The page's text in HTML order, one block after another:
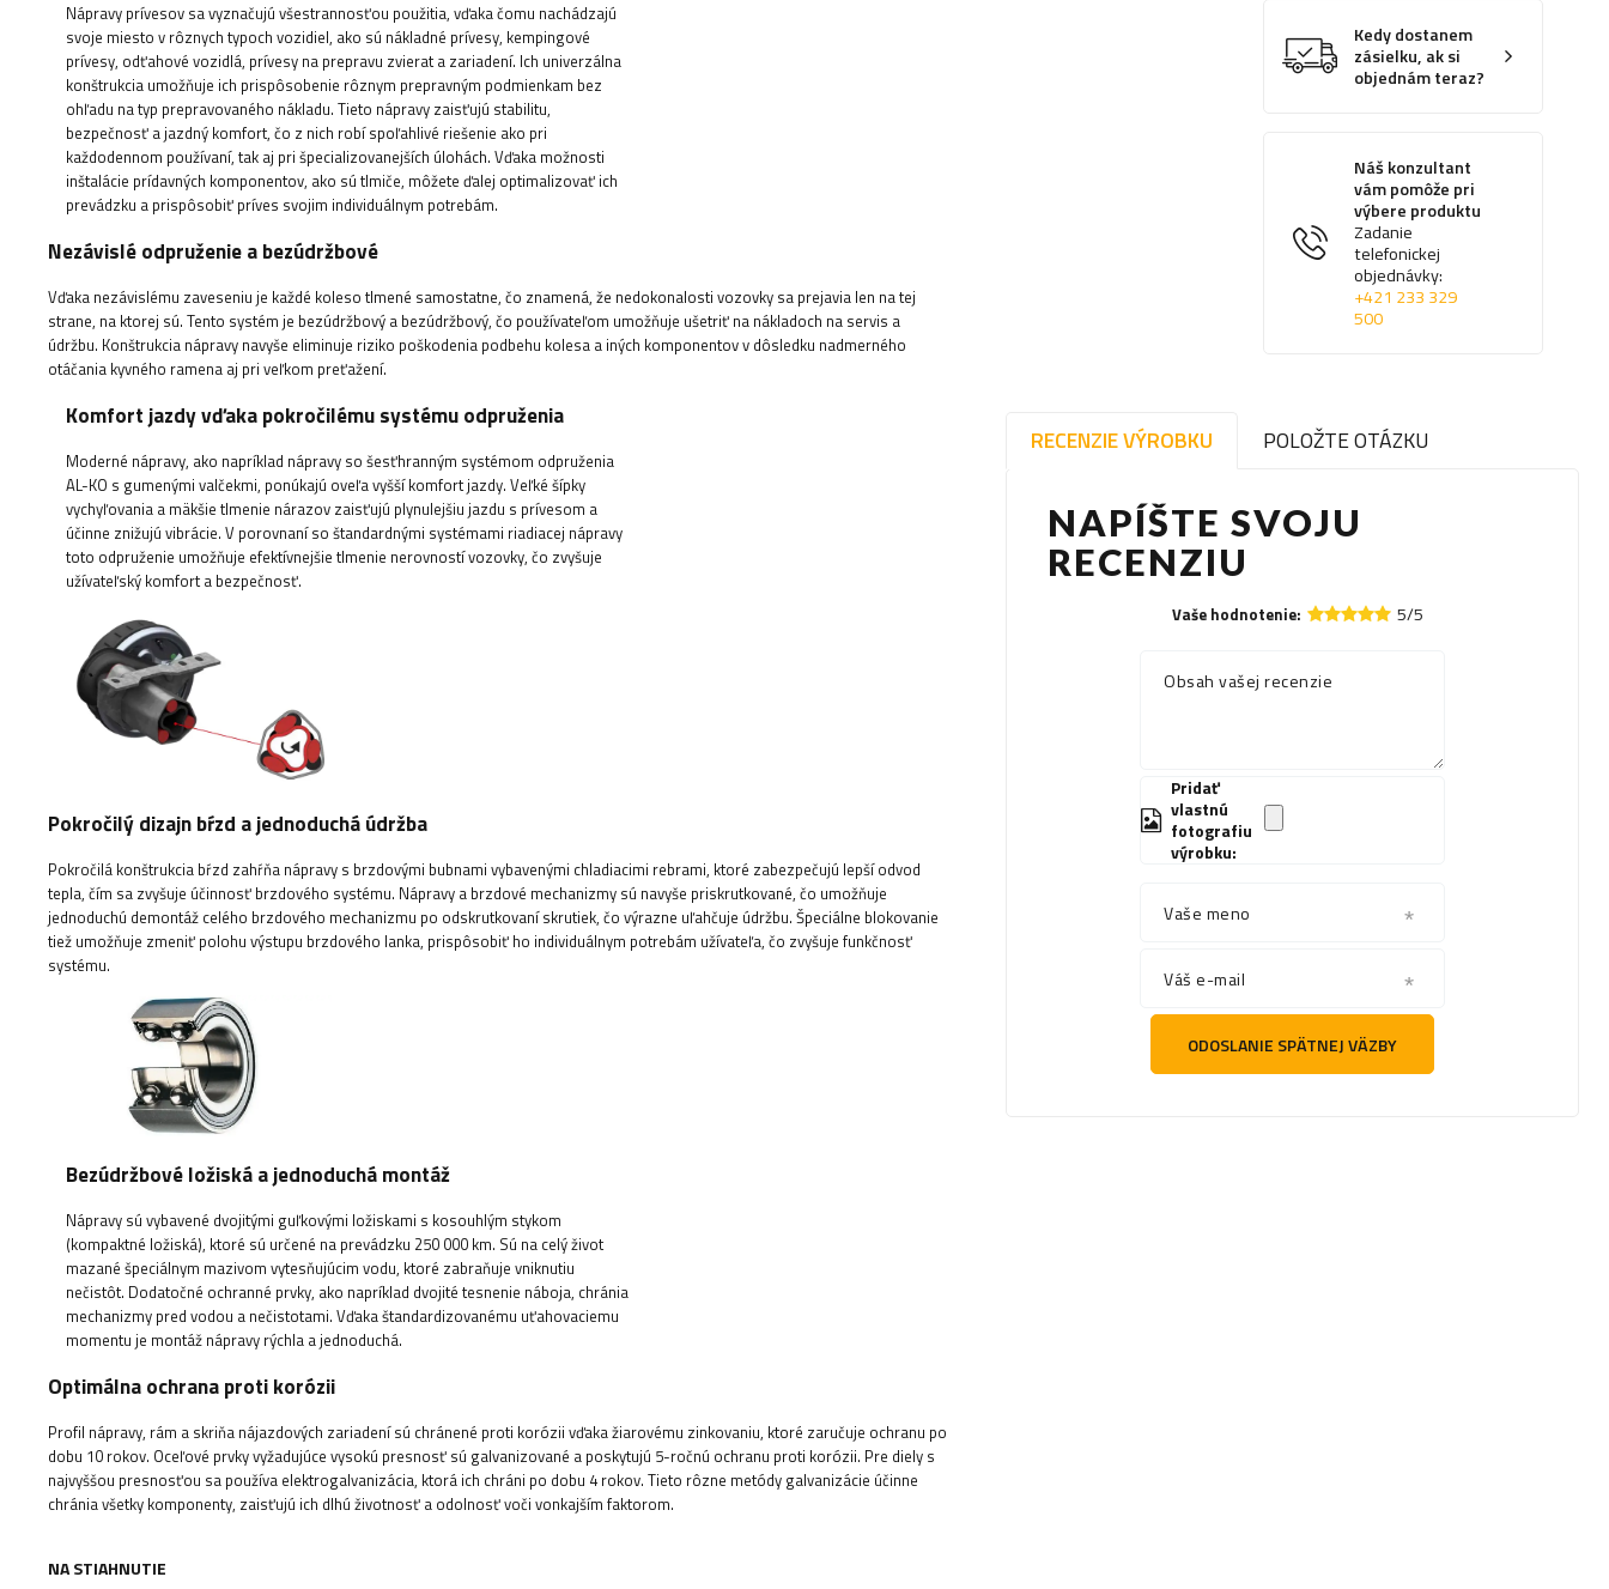
Kedy dostanem
zásielku, ak si
objednám teraz?
Náš konzultant
vám pomôže pri
výbere produktu
Zadanie
telefonickej
objednávky:
+421 233 329
500
RECENZIE VÝROBKU POLOŽTE OTÁZKU
NAPÍŠTE SVOJU
RECENZIU
Vaše hodnotenie: 5/5
Obsah vašej recenzie
Pridať
vlastnú
fotografiu
výrobku:
Vaše meno
Váš e-mail
ODOSLANIE SPÄTNEJ VÄZBY
Nápravy prívesov sa vyznačujú všestrannosťou použitia, vďaka čomu nachádzajú
svoje miesto v rôznych typoch vozidiel, ako sú nákladné prívesy, kempingové
prívesy, odťahové vozidlá, prívesy na prepravu zvierat a zariadení. Ich univerzálna
konštrukcia umožňuje ich prispôsobenie rôznym prepravným podmienkam bez
ohľadu na typ prepravovaného nákladu. Tieto nápravy zaisťujú stabilitu,
bezpečnosť a jazdný komfort, čo z nich robí spoľahlivé riešenie ako pri
každodennom používaní, tak aj pri špecializovanejších úlohách. Vďaka možnosti
inštalácie prídavných komponentov, ako sú tlmiče, môžete ďalej optimalizovať ich
prevádzku a prispôsobiť príves svojim individuálnym potrebám.
Nezávislé odpruženie a bezúdržbové
Vďaka nezávislému zaveseniu je každé koleso tlmené samostatne, čo znamená, že nedokonalosti vozovky sa prejavia len na tej
strane, na ktorej sú. Tento systém je bezúdržbový a bezúdržbový, čo používateľom umožňuje ušetriť na nákladoch na servis a
údržbu. Konštrukcia nápravy navyše eliminuje riziko poškodenia podbehu kolesa a iných komponentov v dôsledku nadmerného
otáčania kyvného ramena aj pri veľkom preťažení.
Komfort jazdy vďaka pokročilému systému odpruženia
Moderné nápravy, ako napríklad nápravy so šesťhranným systémom odpruženia
AL-KO s gumenými valčekmi, ponúkajú oveľa vyšší komfort jazdy. Veľké šípky
vychyľovania a mäkšie tlmenie nárazov zaisťujú plynulejšiu jazdu s prívesom a
účinne znižujú vibrácie. V porovnaní so štandardnými systémami riadiacej nápravy
toto odpruženie umožňuje efektívnejšie tlmenie nerovností vozovky, čo zvyšuje
užívateľský komfort a bezpečnosť.
Pokročilý dizajn bŕzd a jednoduchá údržba
Pokročilá konštrukcia bŕzd zahŕňa nápravy s brzdovými bubnami vybavenými chladiacimi rebrami, ktoré zabezpečujú lepší odvod
tepla, čím sa zvyšuje účinnosť brzdového systému. Nápravy a brzdové mechanizmy sú navyše priskrutkované, čo umožňuje
jednoduchú demontáž celého brzdového mechanizmu po odskrutkovaní skrutiek, čo výrazne uľahčuje údržbu. Špeciálne blokovanie
tiež umožňuje zmeniť polohu výstupu brzdového lanka, prispôsobiť ho individuálnym potrebám užívateľa, čo zvyšuje funkčnosť
systému.
Bezúdržbové ložiská a jednoduchá montáž
Nápravy sú vybavené dvojitými guľkovými ložiskami s kosouhlým stykom
(kompaktné ložiská), ktoré sú určené na prevádzku 250 000 km. Sú na celý život
mazané špeciálnym mazivom vytesňujúcim vodu, ktoré zabraňuje vniknutiu
nečistôt. Dodatočné ochranné prvky, ako napríklad dvojité tesnenie náboja, chránia
mechanizmy pred vodou a nečistotami. Vďaka štandardizovanému uťahovaciemu
momentu je montáž nápravy rýchla a jednoduchá.
Optimálna ochrana proti korózii
Profil nápravy, rám a skriňa nájazdových zariadení sú chránené proti korózii vďaka žiarovému zinkovaniu, ktoré zaručuje ochranu po
dobu 10 rokov. Oceľové prvky vyžadujúce vysokú presnosť sú galvanizované a poskytujú 5-ročnú ochranu proti korózii. Pre diely s
najvyššou presnosťou sa používa elektrogalvanizácia, ktorá ich chráni po dobu 4 rokov. Tieto rôzne metódy galvanizácie účinne
chránia všetky komponenty, zaisťujú ich dlhú životnosť a odolnosť voči vonkajším faktorom.
NA STIAHNUTIE